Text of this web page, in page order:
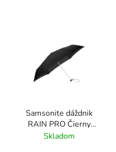
Samsonite dáždnik
RAIN PRO Čierny
skladací manuálny
Skladom